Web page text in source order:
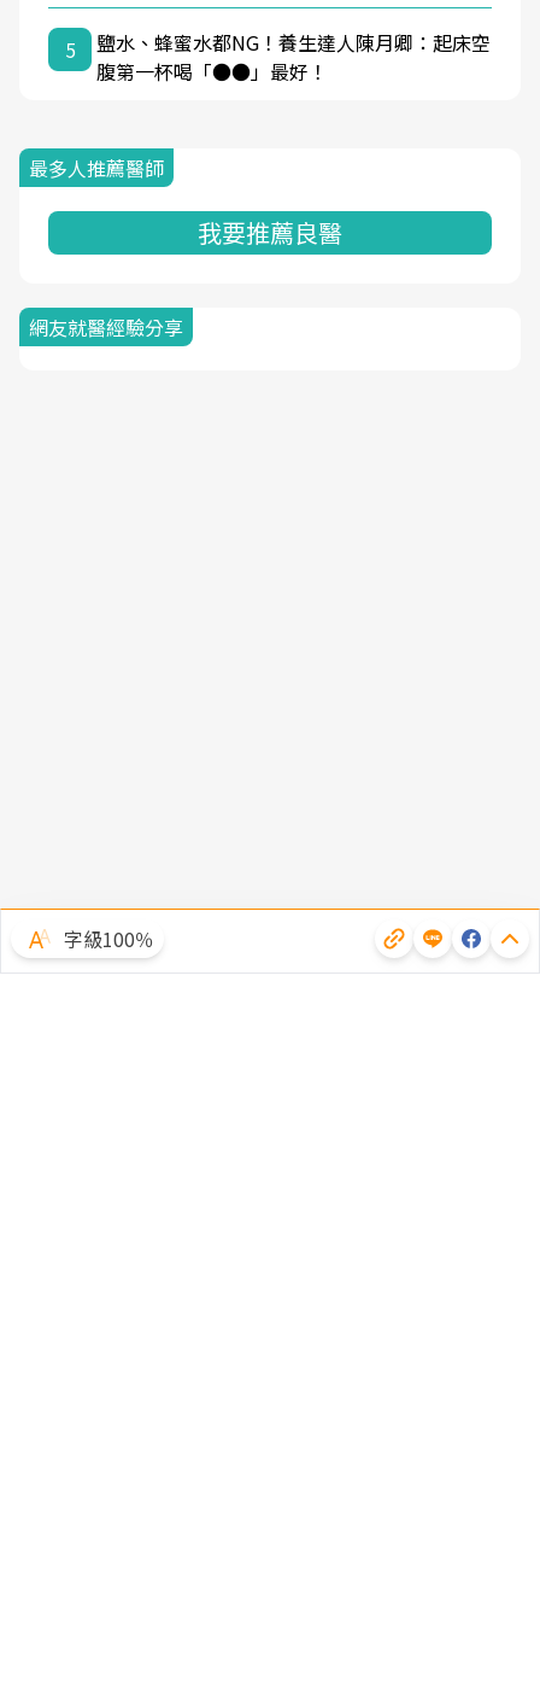
5
鹽水、蜂蜜水都NG！養生達人陳月卿：起床空
腹第一杯喝「●●」最好！
最多人推薦醫師
我要推薦良醫
網友就醫經驗分享
字級100％